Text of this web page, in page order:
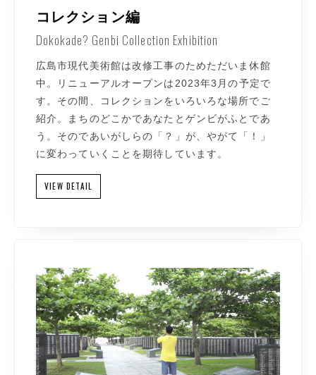
コレクション編
Dokokade? Genbi Collection Exhibition
広島市現代美術館は改修工事のためただいま休館
中。リニューアルオープンは2023年3月の予定で
す。その間、コレクションをいろいろな場所でご
紹介。まちのどこかであなたとゲンビがふとであ
う。そのであいがしらの「？」が、やがて「！」
に変わっていくことを期待しています。
VIEW DETAIL